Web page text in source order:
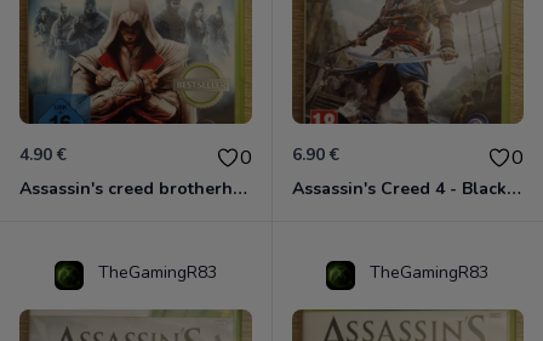
4.90 € 0
Assassin's creed brotherhood édition Special Xbox 360 classics
6.90 € 0
Assassin's Creed 4 - Black Flag - Edition Benelux Xbox 360
TheGamingR83 TheGamingR83